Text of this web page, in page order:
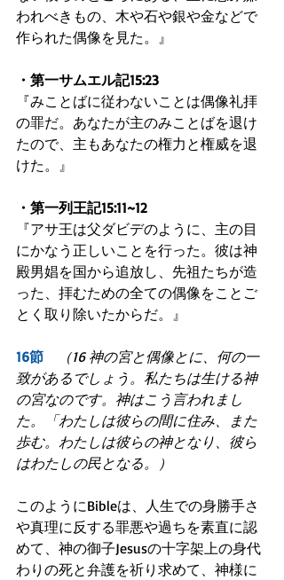
われべきもの、木や石や銀や金などで
作られた偶像を見た。』
・第一サムエル記15:23
『みことばに従わないことは偶像礼拝
の罪だ。あなたが主のみことばを退け
たので、主もあなたの権力と権威を退
けた。』
・第一列王記15:11~12
『アサ王は父ダビデのように、主の目
にかなう正しいことを行った。彼は神
殿男娼を国から追放し、先祖たちが造
った、拝むための全ての偶像をことご
とく取り除いたからだ。』
16節
（16 神の宮と偶像とに、何の一
致があるでしょう。私たちは生ける神
の宮なのです。神はこう言われまし
た。「わたしは彼らの間に住み、また
歩む。わたしは彼らの神となり、彼ら
はわたしの民となる。）
このようにBibleは、人生での身勝手さ
や真理に反する罪悪や過ちを素直に認
めて、神の御子Jesusの十字架上の身代
わりの死と弁護を祈り求めて、神様に